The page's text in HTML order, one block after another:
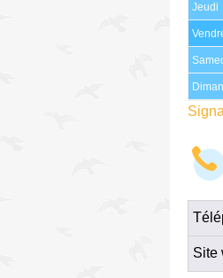
Jeudi
Site